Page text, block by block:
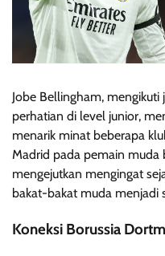
Jobe Bellingham, mengikuti
perhatian di level junior,
menarik minat beberapa
Madrid pada pemain muda
mengejutkan mengingat
bakat-bakat muda menjadi
Koneksi Borussia